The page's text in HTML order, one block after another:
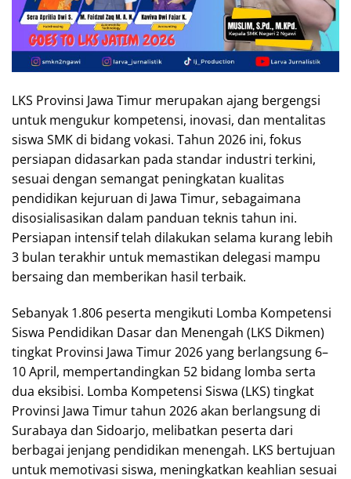
LKS Provinsi Jawa Timur merupakan ajang bergengsi
untuk mengukur kompetensi, inovasi, dan mentalitas
siswa SMK di bidang vokasi. Tahun 2026 ini, fokus
persiapan didasarkan pada standar industri terkini,
sesuai dengan semangat peningkatan kualitas
pendidikan kejuruan di Jawa Timur, sebagaimana
disosialisasikan dalam panduan teknis tahun ini.
Persiapan intensif telah dilakukan selama kurang lebih
3 bulan terakhir untuk memastikan delegasi mampu
bersaing dan memberikan hasil terbaik.
Sebanyak 1.806 peserta mengikuti Lomba Kompetensi
Siswa Pendidikan Dasar dan Menengah (LKS Dikmen)
tingkat Provinsi Jawa Timur 2026 yang berlangsung 6–
10 April, mempertandingkan 52 bidang lomba serta
dua eksibisi. Lomba Kompetensi Siswa (LKS) tingkat
Provinsi Jawa Timur tahun 2026 akan berlangsung di
Surabaya dan Sidoarjo, melibatkan peserta dari
berbagai jenjang pendidikan menengah. LKS bertujuan
untuk memotivasi siswa, meningkatkan keahlian sesuai